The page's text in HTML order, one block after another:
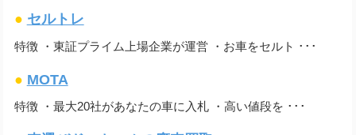
● セルトレ
特徴 ・東証プライム上場企業が運営 ・お車をセルト ･･･
● MOTA
特徴 ・最大20社があなたの車に入札 ・高い値段を ･･･